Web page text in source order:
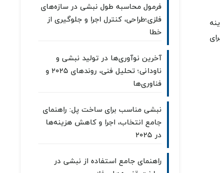
فرمول محاسبه طول نبشی در سازه‌های
فلزی؛طراحی، کنترل اجرا و جلوگیری از
خطا
آخرین نوآوری‌ها در تولید نبشی و
ناودانی؛ تحلیل فنی، روندهای ۲۰۲۵ و
فناوری‌ها
نبشی مناسب برای ساخت پل: راهنمای
جامع انتخاب، اجرا و کاهش هزینه‌ها
در ۲۰۲۵
راهنمای جامع استفاده از نبشی در